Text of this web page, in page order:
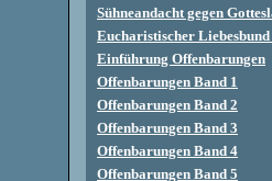
Sühneandacht gegen
Eucharistischer
Einführung Offenbarungen
Offenbarungen Band 1
Offenbarungen Band 2
Offenbarungen Band 3
Offenbarungen Band 4
Offenbarungen Band 5